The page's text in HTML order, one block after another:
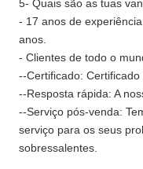
5- Quais são as tuas
- 17 anos de
anos.
- Clientes de todo o
--Certificado: Certificado
--Resposta rápida: A
--Serviço pós-venda:
serviço para os seus
sobressalentes.